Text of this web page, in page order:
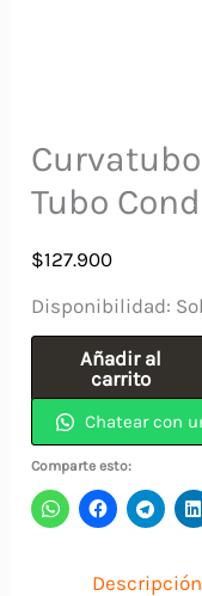
Curvatubo
Tubo
$127.900
Disponibilidad:
Curvatubo
Para
Tubo
Añadir al
carrito
Chatear con
Comparte esto:
Descripción